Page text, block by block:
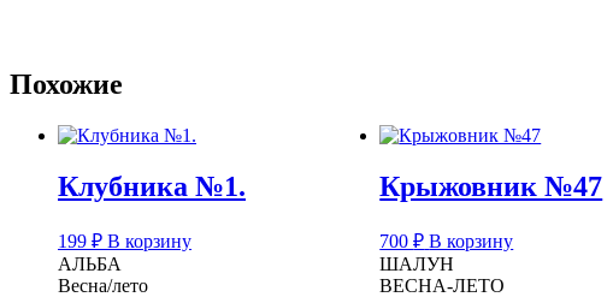
Похожие
Клубника №1.
199 ₽ В корзину
АЛЬБА
Весна/лето
Крыжовник №47
700₽ В корзину
ШАЛУН
ВЕСНА-ЛЕТО